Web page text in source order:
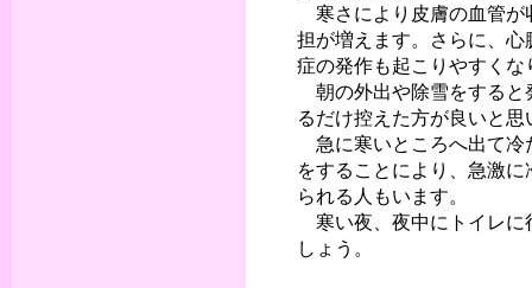
寒さにより皮膚の血管が
担が増えます。さらに、
症の発作も起こりやすくな
朝の外出や除雪をすると
るだけ控えた方が良いと思
急に寒いところへ出て冷
をすることにより、急激
られる人もいます。
寒い夜、夜中にトイレに
しょう。